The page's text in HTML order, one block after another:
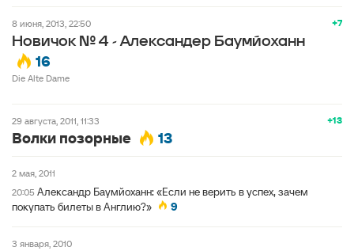
+7
8 июня, 2013, 22:50
Новичок № 4 - Александер Баумйоханн
16
Die Alte Dame
+13
29 августа, 2011, 11:33
Волки позорные 13
2 мая, 2011
20:05 Александр Баумйоханн: «Если не верить в успех, зачем
покупать билеты в Англию?»
9
3 января, 2010